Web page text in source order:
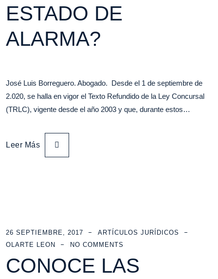
ESTADO DE
ALARMA?
José Luis Borreguero. Abogado. Desde el 1 de septiembre de
2.020, se halla en vigor el Texto Refundido de la Ley Concursal
(TRLC), vigente desde el año 2003 y que, durante estos…
Leer Más
26 SEPTIEMBRE, 2017
ARTÍCULOS JURÍDICOS
OLARTE LEON
NO COMMENTS
CONOCE LAS